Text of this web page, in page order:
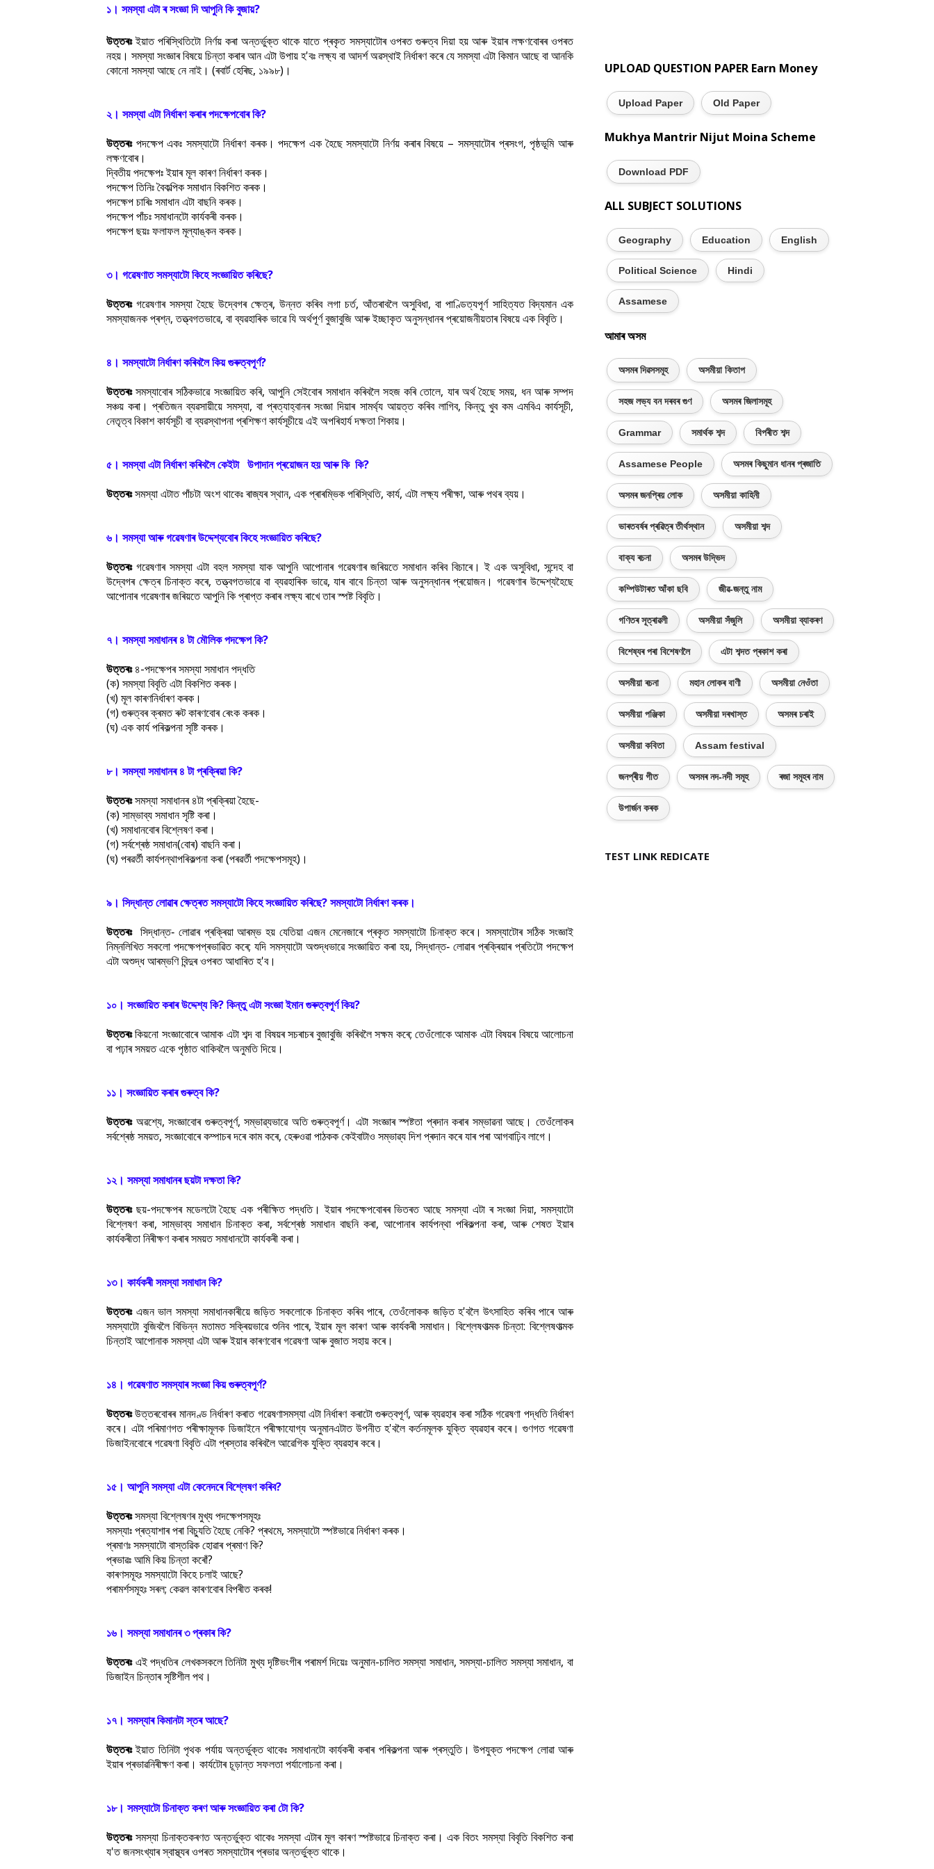
১। সমস্যা এটা ৰ সংজ্ঞা দি আপুনি কি বুজায়?
উত্তৰঃইয়াত পৰিস্থিতিটো নিৰ্ণয় কৰা অন্তৰ্ভুক্ত থাকে যাতে প্ৰকৃত সমস্যাটোৰ ওপৰত গুৰুত্ব দিয়া হয় আৰু ইয়াৰ লক্ষণবোৰৰ ওপৰত
নহয়। সমস্যা সংজ্ঞাৰ বিষয়ে চিন্তা কৰাৰ আন এটা উপায় হ'বঃ লক্ষ্য বা আদৰ্শ অৱস্থাই নিৰ্ধাৰণ কৰে যে সমস্যা এটা কিমান আছে বা আনকি
কোনো সমস্যা আছে নে নাই। (ৰবাৰ্ট হেৰিছ, ১৯৯৮)।
২। সমস্যা এটা নিৰ্ধাৰণ কৰাৰ পদক্ষেপবোৰ কি?
উত্তৰঃপদক্ষেপ একঃ সমস্যাটো নিৰ্ধাৰণ কৰক। পদক্ষেপ এক হৈছে সমস্যাটো নিৰ্ণয় কৰাৰ বিষয়ে – সমস্যাটোৰ প্ৰসংগ, পৃষ্ঠভূমি আৰু
লক্ষণবোৰ।
দ্বিতীয় পদক্ষেপঃ ইয়াৰ মূল কাৰণ নিৰ্ধাৰণ কৰক।
পদক্ষেপ তিনিঃ বৈকল্পিক সমাধান বিকশিত কৰক।
পদক্ষেপ চাৰিঃ সমাধান এটা বাছনি কৰক।
পদক্ষেপ পাঁচঃ সমাধানটো কাৰ্যকৰী কৰক।
পদক্ষেপ ছয়ঃ ফলাফল মূল্যাঙ্কন কৰক।
৩। গৱেষণাত সমস্যাটো কিহে সংজ্ঞায়িত কৰিছে?
উত্তৰঃগৱেষণাৰ সমস্যা হৈছে উদ্বেগৰ ক্ষেত্ৰ, উন্নত কৰিব লগা চৰ্ত, আঁতৰাবলৈ অসুবিধা, বা পাণ্ডিত্যপূৰ্ণ সাহিত্যত বিদ্যমান এক
সমস্যাজনক প্ৰশ্ন, তত্ত্বগতভাৱে, বা ব্যৱহাৰিক ভাৱে যি অৰ্থপূৰ্ণ বুজাবুজি আৰু ইচ্ছাকৃত অনুসন্ধানৰ প্ৰয়োজনীয়তাৰ বিষয়ে এক বিবৃতি।
৪। সমস্যাটো নিৰ্ধাৰণ কৰিবলৈ কিয় গুৰুত্বপূৰ্ণ?
উত্তৰঃসমস্যাবোৰ সঠিকভাৱে সংজ্ঞায়িত কৰি, আপুনি সেইবোৰ সমাধান কৰিবলৈ সহজ কৰি তোলে, যাৰ অৰ্থ হৈছে সময়, ধন আৰু সম্পদ
সঞ্চয় কৰা। প্ৰতিজন ব্যৱসায়ীয়ে সমস্যা, বা প্ৰত্যাহ্বানৰ সংজ্ঞা দিয়াৰ সামৰ্থ্য আয়ত্ত কৰিব লাগিব, কিন্তু খুব কম এমবিএ কাৰ্যসূচী,
নেতৃত্ব বিকাশ কাৰ্যসূচী বা ব্যৱস্থাপনা প্ৰশিক্ষণ কাৰ্যসূচীয়ে এই অপৰিহাৰ্য দক্ষতা শিকায়।
৫। সমস্যা এটা নিৰ্ধাৰণ কৰিবলৈ কেইটা উপাদান প্ৰয়োজন হয় আৰু কি কি?
উত্তৰঃসমস্যা এটাত পাঁচটা অংশ থাকেঃ ৰাজ্যৰ স্থান, এক প্ৰাৰম্ভিক পৰিস্থিতি, কাৰ্য, এটা লক্ষ্য পৰীক্ষা, আৰু পথৰ ব্যয়।
৬। সমস্যা আৰু গৱেষণাৰ উদ্দেশ্যবোৰ কিহে সংজ্ঞায়িত কৰিছে?
উত্তৰঃগৱেষণাৰ সমস্যা এটা বহল সমস্যা যাক আপুনি আপোনাৰ গৱেষণাৰ জৰিয়তে সমাধান কৰিব বিচাৰে। ই এক অসুবিধা, সন্দেহ বা
উদ্বেগৰ ক্ষেত্ৰ চিনাক্ত কৰে, তত্ত্বগতভাৱে বা ব্যৱহাৰিক ভাৱে, যাৰ বাবে চিন্তা আৰু অনুসন্ধানৰ প্ৰয়োজন। গৱেষণাৰ উদ্দেশ্যহৈছে
আপোনাৰ গৱেষণাৰ জৰিয়তে আপুনি কি প্ৰাপ্ত কৰাৰ লক্ষ্য ৰাখে তাৰ স্পষ্ট বিবৃতি।
৭। সমস্যা সমাধানৰ ৪ টা মৌলিক পদক্ষেপ কি?
উত্তৰঃ৪-পদক্ষেপৰ সমস্যা সমাধান পদ্ধতি
(ক) সমস্যা বিবৃতি এটা বিকশিত কৰক।
(খ) মূল কাৰণনিৰ্ধাৰণ কৰক।
(গ) গুৰুত্বৰ ক্ৰমত ৰুট কাৰণবোৰ ৰেংক কৰক।
(ঘ) এক কাৰ্য পৰিকল্পনা সৃষ্টি কৰক।
৮। সমস্যা সমাধানৰ ৪ টা প্ৰক্ৰিয়া কি?
উত্তৰঃসমস্যা সমাধানৰ ৪টা প্ৰক্ৰিয়া হৈছে-
(ক) সাম্ভাব্য সমাধান সৃষ্টি কৰা।
(খ) সমাধানবোৰ বিশ্লেষণ কৰা।
(গ) সৰ্বশ্ৰেষ্ঠ সমাধান(বোৰ) বাছনি কৰা।
(ঘ) পৰৱৰ্তী কাৰ্যপন্থাপৰিকল্পনা কৰা (পৰৱৰ্তী পদক্ষেপসমূহ)।
৯। সিদ্ধান্ত লোৱাৰ ক্ষেত্ৰত সমস্যাটো কিহে সংজ্ঞায়িত কৰিছে? সমস্যাটো নিৰ্ধাৰণ কৰক।
উত্তৰঃ সিদ্ধান্ত‐ লোৱাৰ প্ৰক্ৰিয়া আৰম্ভ হয় যেতিয়া এজন মেনেজাৰে প্ৰকৃত সমস্যাটো চিনাক্ত কৰে। সমস্যাটোৰ সঠিক সংজ্ঞাই
নিম্নলিখিত সকলো পদক্ষেপপ্ৰভাৱিত কৰে; যদি সমস্যাটো অশুদ্ধভাৱে সংজ্ঞায়িত কৰা হয়, সিদ্ধান্ত‐ লোৱাৰ প্ৰক্ৰিয়াৰ প্ৰতিটো পদক্ষেপ
এটা অশুদ্ধ আৰম্ভণি বিন্দুৰ ওপৰত আধাৰিত হ'ব।
১০। সংজ্ঞায়িত কৰাৰ উদ্দেশ্য কি? কিন্তু এটা সংজ্ঞা ইমান গুৰুত্বপূৰ্ণ কিয়?
উত্তৰঃকিয়নো সংজ্ঞাবোৰে আমাক এটা শব্দ বা বিষয়ৰ সচৰাচৰ বুজাবুজি কৰিবলৈ সক্ষম কৰে; তেওঁলোকে আমাক এটা বিষয়ৰ বিষয়ে আলোচনা
বা পঢ়াৰ সময়ত একে পৃষ্ঠাত থাকিবলৈ অনুমতি দিয়ে।
১১। সংজ্ঞায়িত কৰাৰ গুৰুত্ব কি?
উত্তৰঃঅৱশ্যে, সংজ্ঞাবোৰ গুৰুত্বপূৰ্ণ, সম্ভাৱ্যভাৱে অতি গুৰুত্বপূৰ্ণ। এটা সংজ্ঞাৰ স্পষ্টতা প্ৰদান কৰাৰ সম্ভাৱনা আছে। তেওঁলোকৰ
সৰ্বশ্ৰেষ্ঠ সময়ত, সংজ্ঞাবোৰে কম্পাচৰ দৰে কাম কৰে, হেৰুওৱা পাঠকক কেইবাটাও সম্ভাৱ্য দিশ প্ৰদান কৰে যাৰ পৰা আগবাঢ়িব লাগে।
১২। সমস্যা সমাধানৰ ছয়টা দক্ষতা কি?
উত্তৰঃছয়-পদক্ষেপৰ মডেলটো হৈছে এক পৰীক্ষিত পদ্ধতি। ইয়াৰ পদক্ষেপবোৰৰ ভিতৰত আছে সমস্যা এটা ৰ সংজ্ঞা দিয়া, সমস্যাটো
বিশ্লেষণ কৰা, সাম্ভাব্য সমাধান চিনাক্ত কৰা, সৰ্বশ্ৰেষ্ঠ সমাধান বাছনি কৰা, আপোনাৰ কাৰ্যপন্থা পৰিকল্পনা কৰা, আৰু শেষত ইয়াৰ
কাৰ্যকৰীতা নিৰীক্ষণ কৰাৰ সময়ত সমাধানটো কাৰ্যকৰী কৰা।
১৩। কাৰ্যকৰী সমস্যা সমাধান কি?
উত্তৰঃএজন ভাল সমস্যা সমাধানকাৰীয়ে জড়িত সকলোকে চিনাক্ত কৰিব পাৰে, তেওঁলোকক জড়িত হ'বলৈ উৎসাহিত কৰিব পাৰে আৰু
সমস্যাটো বুজিবলৈ বিভিন্ন মতামত সক্ৰিয়ভাৱে শুনিব পাৰে, ইয়াৰ মূল কাৰণ আৰু কাৰ্যকৰী সমাধান। বিশ্লেষণাত্মক চিন্তা: বিশ্লেষণাত্মক
চিন্তাই আপোনাক সমস্যা এটা আৰু ইয়াৰ কাৰণবোৰ গৱেষণা আৰু বুজাত সহায় কৰে।
১৪। গৱেষণাত সমস্যাৰ সংজ্ঞা কিয় গুৰুত্বপূৰ্ণ?
উত্তৰঃউত্তৰবোৰৰ মানদণ্ড নিৰ্ধাৰণ কৰাত গৱেষণাসমস্যা এটা নিৰ্ধাৰণ কৰাটো গুৰুত্বপূৰ্ণ, আৰু ব্যৱহাৰ কৰা সঠিক গৱেষণা পদ্ধতি নিৰ্ধাৰণ
কৰে। এটা পৰিমাণগত পৰীক্ষামূলক ডিজাইনে পৰীক্ষাযোগ্য অনুমানএটাত উপনীত হ'বলৈ কৰ্তনমূলক যুক্তি ব্যৱহাৰ কৰে। গুণগত গৱেষণা
ডিজাইনবোৰে গৱেষণা বিবৃতি এটা প্ৰস্তাৱ কৰিবলৈ আৱেগিক যুক্তি ব্যৱহাৰ কৰে।
১৫। আপুনি সমস্যা এটা কেনেদৰে বিশ্লেষণ কৰিব?
উত্তৰঃসমস্যা বিশ্লেষণৰ মুখ্য পদক্ষেপসমূহঃ
সমস্যাঃ প্ৰত্যাশাৰ পৰা বিচ্যুতি হৈছে নেকি? প্ৰথমে, সমস্যাটো স্পষ্টভাৱে নিৰ্ধাৰণ কৰক।
প্ৰমাণঃ সমস্যাটো বাস্তৱিক হোৱাৰ প্ৰমাণ কি?
প্ৰভাৱঃ আমি কিয় চিন্তা কৰোঁ?
কাৰণসমূহঃ সমস্যাটো কিহে চলাই আছে?
পৰামৰ্শসমূহঃ সৰল; কেৱল কাৰণবোৰ বিপৰীত কৰক!
১৬। সমস্যা সমাধানৰ ৩ প্ৰকাৰ কি?
উত্তৰঃএই পদ্ধতিৰ লেখকসকলে তিনিটা মুখ্য দৃষ্টিভংগীৰ পৰামৰ্শ দিয়েঃ অনুমান-চালিত সমস্যা সমাধান, সমস্যা-চালিত সমস্যা সমাধান, বা
ডিজাইন চিন্তাৰ সৃষ্টিশীল পথ।
১৭। সমস্যাৰ কিমানটা স্তৰ আছে?
উত্তৰঃইয়াত তিনিটা পৃথক পৰ্যায় অন্তৰ্ভুক্ত থাকেঃ সমাধানটো কাৰ্যকৰী কৰাৰ পৰিকল্পনা আৰু প্ৰস্তুতি। উপযুক্ত পদক্ষেপ লোৱা আৰু
ইয়াৰ প্ৰভাৱনিৰীক্ষণ কৰা। কাৰ্যটোৰ চূড়ান্ত সফলতা পৰ্যালোচনা কৰা।
১৮। সমস্যাটো চিনাক্ত কৰণ আৰু সংজ্ঞায়িত কৰা টো কি?
উত্তৰঃসমস্যা চিনাক্তকৰণত অন্তৰ্ভুক্ত থাকেঃ সমস্যা এটাৰ মূল কাৰণ স্পষ্টভাৱে চিনাক্ত কৰা। এক বিতং সমস্যা বিবৃতি বিকশিত কৰা
য'ত জনসংখ্যাৰ স্বাস্থ্যৰ ওপৰত সমস্যাটোৰ প্ৰভাৱ অন্তৰ্ভুক্ত থাকে।
UPLOAD QUESTION PAPER Earn Money
Upload Paper Old Paper
Mukhya Mantrir Nijut Moina Scheme
Download PDF
ALL SUBJECT SOLUTIONS
Geography Education English
Political Science Hindi
Assamese
আমাৰ অসম
অসমৰ দিৱসসমূহ অসমীয়া কিতাপ
সহজ লভ্য বন দৰবৰ গুণ অসমৰ জিলাসমূহ
Grammar সমাৰ্থক শব্দ বিপৰীত শব্দ
Assamese People অসমৰ কিছুমান ধানৰ প্ৰজাতি
অসমৰ জনপ্ৰিয় লোক অসমীয়া কাহিনী
ভাৰতবৰ্ষৰ প্ৰৱিত্ৰ তীৰ্থস্থান অসমীয়া শব্দ
বাক্য ৰচনা অসমৰ উদ্ভিদ
কম্পিউটাৰত আঁকা ছবি জীৱ-জন্তু নাম
গণিতৰ সূত্ৰাৱলী অসমীয়া সঁজুলি অসমীয়া ব্যাকৰণ
বিশেষ্যৰ পৰা বিশেষণলৈ এটা শব্দত প্ৰকাশ কৰা
অসমীয়া ৰচনা মহান লোকৰ বাণী অসমীয়া নেওঁতা
অসমীয়া পঞ্জিকা অসমীয়া দৰখাস্ত অসমৰ চৰাই
অসমীয়া কবিতা Assam festival
জনপ্ৰীয় গীত অসমৰ নদ-নদী সমূহ ৰজা সমূহৰ নাম
উপাৰ্জন কৰক
TEST LINK REDICATE